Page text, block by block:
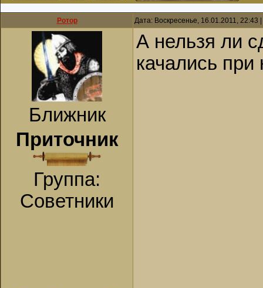
Ротор Дата: Воскресенье, 16.01.2011,
Ближник
Приточник
Группа:
Советники
А нельзя ли
качались